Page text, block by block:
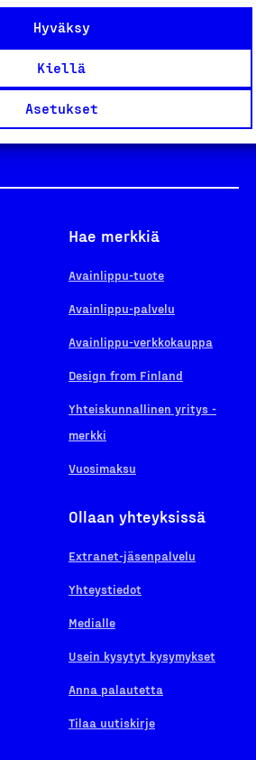
Hyväksy
Kiellä
Asetukset
Yritys -merkki
Hae merkkiä
Avainlippu-tuote
Avainlippu-palvelu
Avainlippu-verkkokauppa
Design from Finland
Yhteiskunnallinen yritys -
merkki
Vuosimaksu
Ollaan yhteyksissä
Extranet-jäsenpalvelu
Yhteystiedot
Medialle
Usein kysytyt kysymykset
Anna palautetta
Tilaa uutiskirje